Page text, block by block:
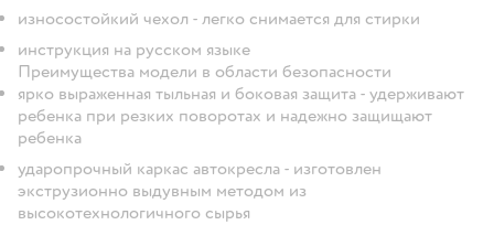
износостойкий чехол - легко снимается для стирки
инструкция на русском языке
Преимущества модели в области безопасности
ярко выраженная тыльная и боковая защита - удерживают
ребенка при резких поворотах и надежно защищают
ребенка
ударопрочный каркас автокресла - изготовлен
экструзионно выдувным методом из
высокотехнологичного сырья